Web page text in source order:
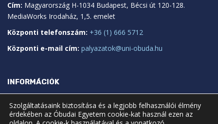
Cím: Magyarország H-1034 Budapest, Bécsi út 120-128.
MediaWorks Irodaház, 1,5. emelet
Központi telefonszám: +36 (1) 666 5712
Központi e-mail cím: palyazatok@uni-obuda.hu
INFORMÁCIÓK
Impresszum
Pályázatindító űrlap
Szolgáltatásaink biztosítása és a legjobb felhasználói élmény
érdekében az Óbudai Egyetem cookie-kat használ ezen az